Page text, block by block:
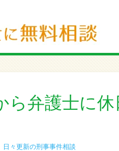
ら弁護士に
日々更新の刑事事件相談